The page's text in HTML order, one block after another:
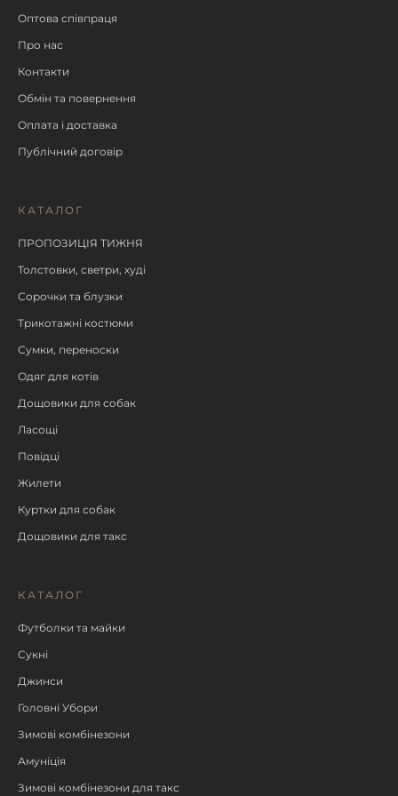
Оптова співпраця
Про нас
Контакти
Обмін та повернення
Оплата і доставка
Публічний договір
КАТАЛОГ
ПРОПОЗИЦІЯ ТИЖНЯ
Толстовки, светри, худі
Сорочки та блузки
Трикотажні костюми
Сумки, переноски
Одяг для котів
Дощовики для собак
Ласощі
Повідці
Жилети
Куртки для собак
Дощовики для такс
КАТАЛОГ
Футболки та майки
Сукні
Джинси
Головні Убори
Зимові комбінезони
Амуніція
Зимові комбінезони для такс